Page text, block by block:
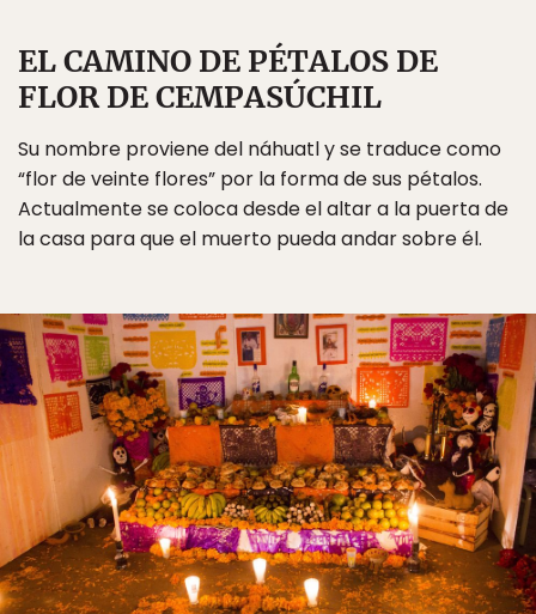
EL CAMINO DE PÉTALOS DE
FLOR DE CEMPASÚCHIL
Su nombre proviene del náhuatl y se traduce como
“flor de veinte flores” por la forma de sus pétalos.
Actualmente se coloca desde el altar a la puerta de
la casa para que el muerto pueda andar sobre él.